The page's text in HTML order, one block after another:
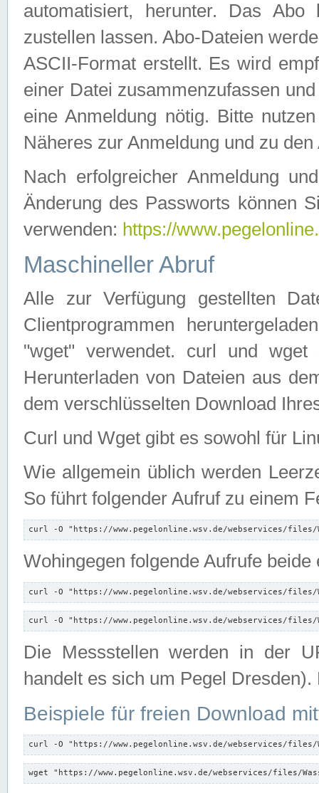
automatisiert, herunter. Das
zustellen lassen. Abo-Dateien
ASCII-Format erstellt. Es wird
einer Datei zusammenzufassen
eine Anmeldung nötig. Bitte
Näheres zur Anmeldung und zu
Nach erfolgreicher Anmeldung
Änderung des Passworts können
verwenden: https://
Maschineller Abruf
Alle zur Verfügung gestellten
Clientprogrammen
"wget" verwendet. curl und wget
Herunterladen von Dateien aus
dem verschlüsselten Download
Curl und Wget gibt es sowohl für
Wie allgemein üblich werden
So führt folgender Aufruf zu einem
curl -O "https://www.pegelonline.wsv.de/webservices/files/
Wohingegen folgende Aufrufe beide
curl -O "https://www.pegelonline.wsv.de/webservices/files/
curl -O "https://www.pegelonline.wsv.de/webservices/files/
Die Messstellen werden in der
handelt es sich um Pegel
Beispiele für freien Download
curl -O "https://www.pegelonline.wsv.de/webservices/files/
wget "https://www.pegelonline.wsv.de/webservices/files/